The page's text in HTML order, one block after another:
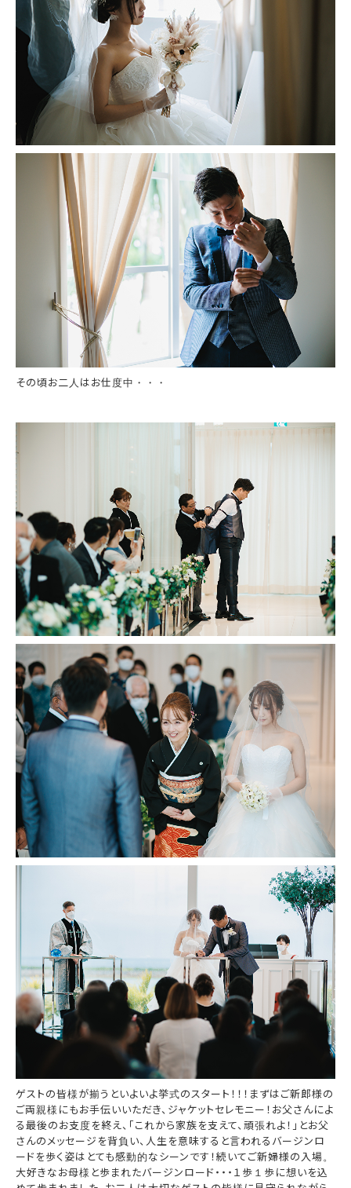
その頃お二人はお仕度中・・・
ゲストの皆様が揃うといよいよ挙式のスタート！！！まずはご新郎様の
ご両親様にもお手伝いいただき、ジャケットセレモニー！お父さんによ
る最後のお支度を終え、「これから家族を支えて、頑張れよ！」とお父
さんのメッセージを背負い、人生を意味すると言われるバージンロ
ードを歩く姿はとても感動的なシーンです！続いてご新婦様の入場。
大好きなお母様と歩まれたバージンロード・・・１歩１歩に想いを込